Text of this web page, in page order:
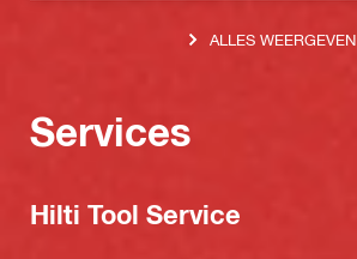
ALLES WEERGEVEN
Services
Hilti Tool Service